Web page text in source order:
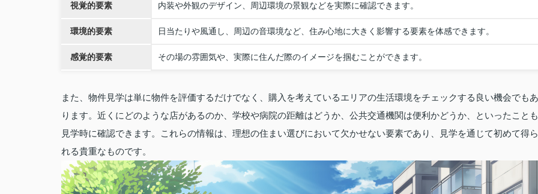
視覚的要素 内装や外観のデザイン、周辺環境の景観などを実際に確認できます。
環境的要素 日当たりや風通し、周辺の音環境など、住み心地に大きく影響する要素を体感できます。
感覚的要素 その場の雰囲気や、実際に住んだ際のイメージを掴むことができます。
また、物件見学は単に物件を評価するだけでなく、購入を考えているエリアの生活環境をチェックする良い機会でもあ
ります。近くにどのような店があるのか、学校や病院の距離はどうか、公共交通機関は便利かどうか、といったことも
見学時に確認できます。これらの情報は、理想の住まい選びにおいて欠かせない要素であり、見学を通じて初めて得ら
れる貴重なものです。